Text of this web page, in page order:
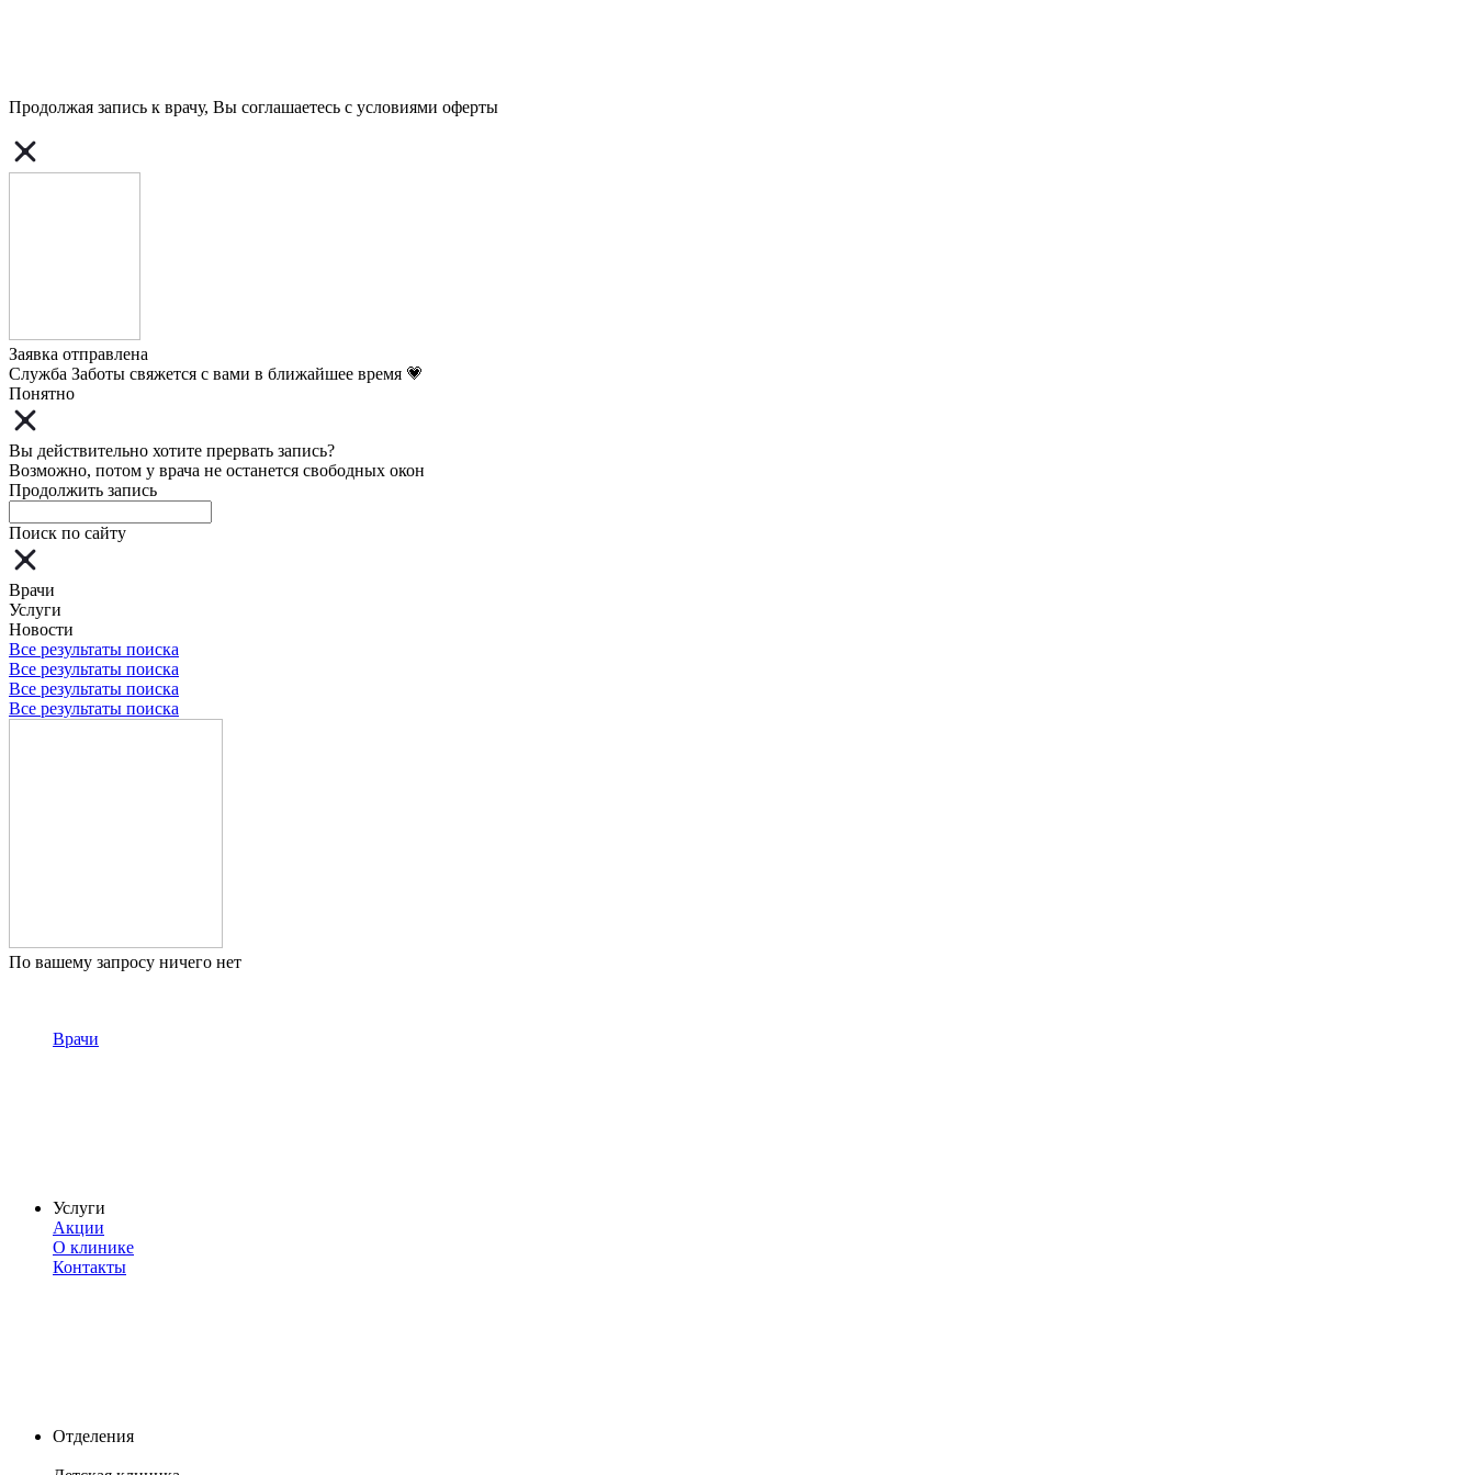
Продолжая запись к врачу, Вы соглашаетесь с условиями оферты
Заявка отправлена
Служба Заботы свяжется с вами в ближайшее время 💗
Понятно
Вы действительно хотите прервать запись?
Возможно, потом у врача не останется свободных окон
Продолжить запись
Поиск по сайту
Врачи
Услуги
Новости
Все результаты поиска
Все результаты поиска
Все результаты поиска
Все результаты поиска
По вашему запросу ничего нет
Врачи
Услуги
Акции
О клинике
Контакты
Отделения